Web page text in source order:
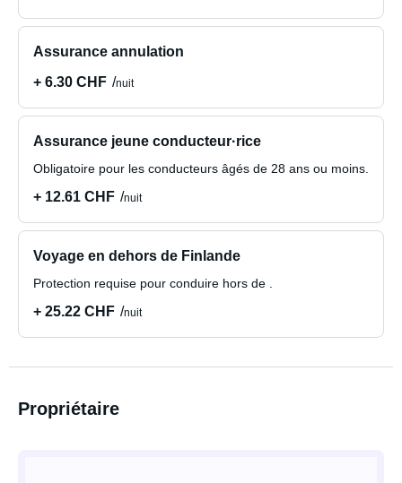
Assurance annulation
+ 6.30 CHF
nuit
Assurance jeune conducteur·rice
Obligatoire pour les conducteurs âgés de 28 ans ou moins.
+ 12.61 CHF nuit
Voyage en dehors de Finlande
Protection requise pour conduire hors de .
+ 25.22 CHF nuit
Propriétaire